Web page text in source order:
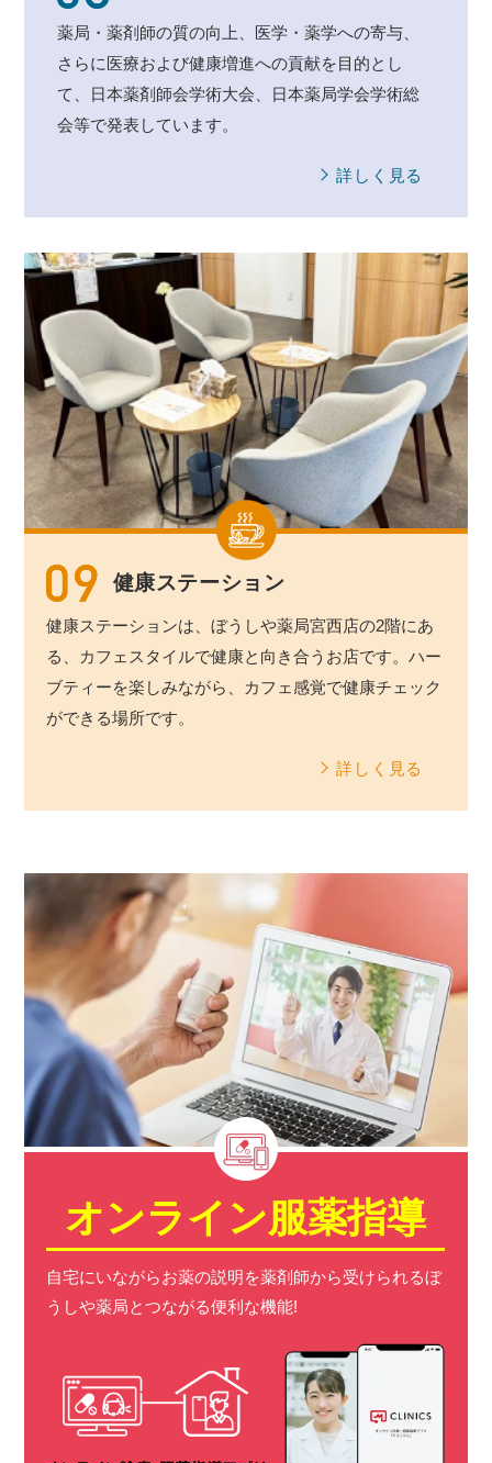
薬局・薬剤師の質の向上、医学・薬学への寄与、
さらに医療および健康増進への貢献を目的とし
て、日本薬剤師会学術大会、日本薬局学会学術総
会等で発表しています。
詳しく見る
健康ステーション
健康ステーションは、ぼうしや薬局宮西店の2階にあ
る、カフェスタイルで健康と向き合うお店です。ハー
ブティーを楽しみながら、カフェ感覚で健康チェック
ができる場所です。
詳しく見る
オンライン服薬指導
自宅にいながらお薬の説明を薬剤師から受けられるぼ
うしや薬局とつながる便利な機能!